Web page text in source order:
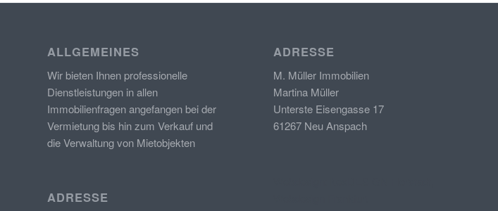
ALLGEMEINES
Wir bieten Ihnen professionelle
Dienstleistungen in allen
Immobilienfragen angefangen bei der
Vermietung bis hin zum Verkauf und
die Verwaltung von Mietobjekten
ADRESSE
ADRESSE
M. Müller Immobilien
Martina Müller
Unterste Eisengasse 17
61267 Neu Anspach